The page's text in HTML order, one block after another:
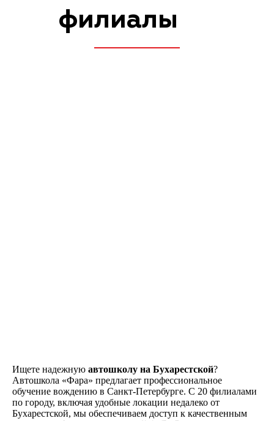
Ищете надежную автошколу на Бухарестской?
Автошкола «Фара» предлагает профессиональное
обучение вождению в Санкт-Петербурге. С 20 филиалами
по городу, включая удобные локации недалеко от
Бухарестской, мы обеспечиваем доступ к качественным
Оставляете заявку на
сайте, по телефону, в
мессенджерах или
Знакомство